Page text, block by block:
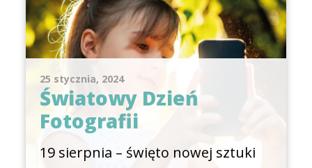
25 stycznia, 2024
Światowy Dzień
Fotografii
19 sierpnia – święto nowej sztuki